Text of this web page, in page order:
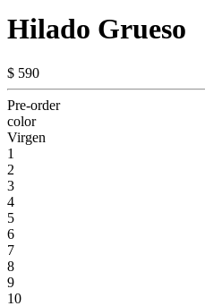
Hilado Grueso
$ 590
Pre-order
color
Virgen
1
2
3
4
5
6
7
8
9
10